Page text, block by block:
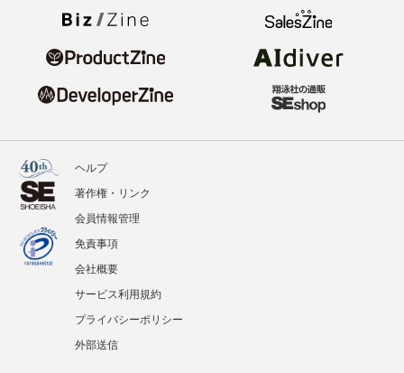
ヘルプ
著作権・リンク
会員情報管理
免責事項
会社概要
サービス利用規約
プライバシーポリシー
外部送信